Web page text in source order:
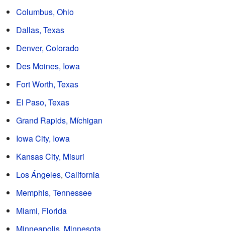
Columbus, Ohio
Dallas, Texas
Denver, Colorado
Des Moines, Iowa
Fort Worth, Texas
El Paso, Texas
Grand Rapids, Míchigan
Iowa City, Iowa
Kansas City, Misuri
Los Ángeles, California
Memphis, Tennessee
Miami, Florida